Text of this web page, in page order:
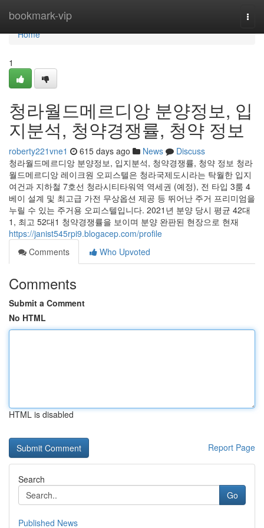
bookmark-vip
Home
Home
1
청라월드메르디앙 분양정보, 입
지분석, 청약경쟁률, 청약 정보
roberty221vne1 615 days ago News
Discuss
청라월드메르디앙 분양정보, 입지분석, 청약경쟁률, 청약 정보 청라
월드메르디앙 레이크원 오피스텔은 청라국제도시라는 탁월한 입지
여건과 지하철 7호선 청라시티타워역 역세권 (예정), 전 타입 3룸 4
베이 설계 및 최고급 가전 무상옵션 제공 등 뛰어난 주거 프리미엄을
누릴 수 있는 주거용 오피스텔입니다. 2021년 분양 당시 평균 42대
1, 최고 52대1 청약경쟁률을 보이며 분양 완판된 현장으로 현재
https://janist545rpi9.blogacep.com/profile
Comments
Who Upvoted
Comments
Submit a Comment
No HTML
HTML is disabled
Report Page
Search
Go
Published News